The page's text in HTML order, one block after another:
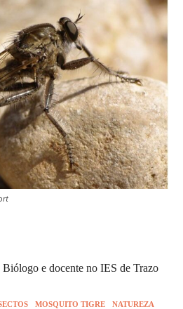
e docente no IES de Trazo
MOSQUITO TIGRE
NATUREZA